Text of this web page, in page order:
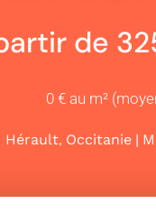
de
0 € au m²
Hérault, Occitanie |